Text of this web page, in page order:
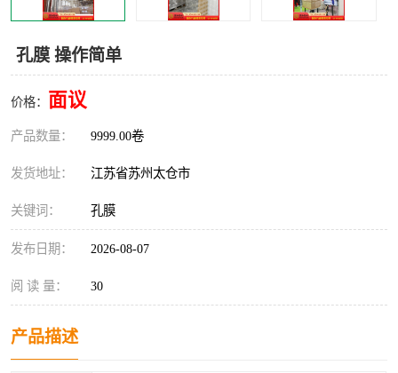
孔膜 操作简单
价格： 面议
产品数量： 9999.00卷
发货地址： 江苏省苏州太仓市
关键词： 孔膜
发布日期： 2026-08-07
阅 读 量： 30
产品描述